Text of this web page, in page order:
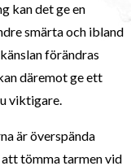
kan det ge en
smärta och ibland
förändras
däremot ge ett
viktigare.
är överspända
tömma tarmen vid